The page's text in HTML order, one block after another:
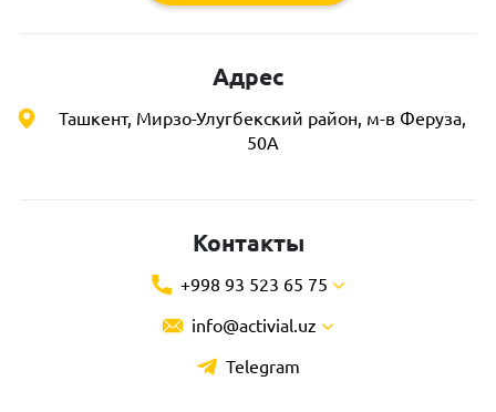
Адрес
Ташкент, Мирзо-Улугбекский район, м-в Феруза,
50А
Контакты
+998 93 523 65 75
info@activial.uz
Telegram